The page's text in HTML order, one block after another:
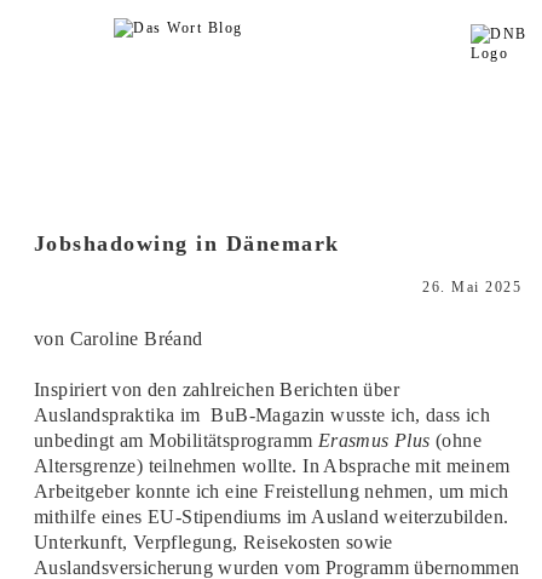
Jobshadowing in Dänemark
26. Mai 2025
von Caroline Bréand
Inspiriert von den zahlreichen Berichten über
Auslandspraktika im BuB-Magazin wusste ich, dass ich
unbedingt am Mobilitätsprogramm Erasmus Plus (ohne
Altersgrenze) teilnehmen wollte. In Absprache mit meinem
Arbeitgeber konnte ich eine Freistellung nehmen, um mich
mithilfe eines EU-Stipendiums im Ausland weiterzubilden.
Unterkunft, Verpflegung, Reisekosten sowie
Auslandsversicherung wurden vom Programm übernommen